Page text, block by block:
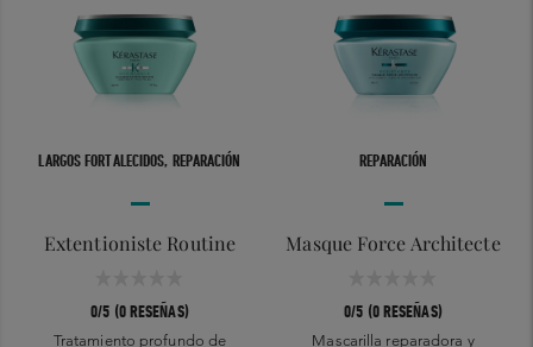
LARGOS FORTALECIDOS, REPARACIÓN
Extentioniste Routine
0/5 (0 RESEÑAS)
Tratamiento profundo de
REPARACIÓN
Masque Force Architecte
0/5 (0 RESEÑAS)
Mascarilla reparadora y